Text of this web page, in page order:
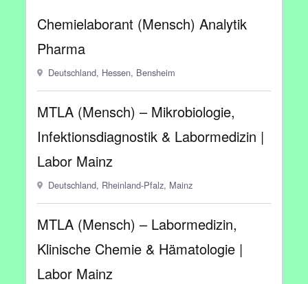
Chemielaborant (Mensch) Analytik
Pharma
Deutschland, Hessen, Bensheim
MTLA (Mensch) – Mikrobiologie,
Infektionsdiagnostik & Labormedizin |
Labor Mainz
Deutschland, Rheinland-Pfalz, Mainz
MTLA (Mensch) – Labormedizin,
Klinische Chemie & Hämatologie |
Labor Mainz